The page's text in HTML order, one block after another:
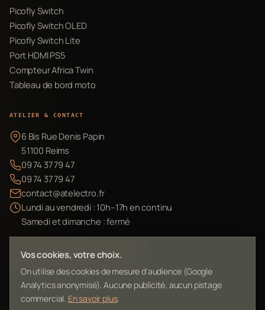
Picofly Switch
Picofly Switch OLED
Picofly Switch Lite
Port HDMI PS5
Compteur Africa Twin
Tableau de bord moto
ATELIER & CONTACT
6 Bis Rue Denis Papin
51100 Reims
09 74 37 79 47
09 74 37 79 47
contact@atelectro.fr
Lundi au vendredi : 10h–17h en continu
Samedi et dimanche : fermé
Envoyer mon matériel
Vos cookies, votre choix.
On utilise des cookies de mesure d'audience (Google
Analytics anonymisé). Aucune publicité, aucun pistage
commercial. En savoir plus.